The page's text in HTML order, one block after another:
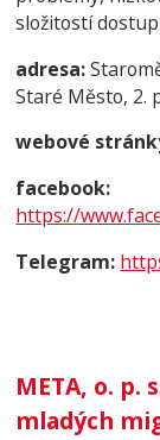
složitostí
adresa:
Staré Město, 2.
webové
facebook:
https://
Telegram:
META, o. p.
mladých